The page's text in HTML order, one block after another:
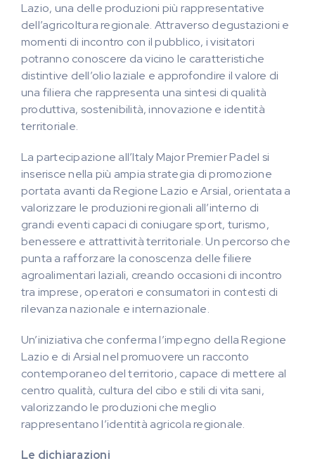
Lazio, una delle produzioni più rappresentative
dell’agricoltura regionale. Attraverso degustazioni e
momenti di incontro con il pubblico, i visitatori
potranno conoscere da vicino le caratteristiche
distintive dell’olio laziale e approfondire il valore di
una filiera che rappresenta una sintesi di qualità
produttiva, sostenibilità, innovazione e identità
territoriale.
La partecipazione all’Italy Major Premier Padel si
inserisce nella più ampia strategia di promozione
portata avanti da Regione Lazio e Arsial, orientata a
valorizzare le produzioni regionali all’interno di
grandi eventi capaci di coniugare sport, turismo,
benessere e attrattività territoriale. Un percorso che
punta a rafforzare la conoscenza delle filiere
agroalimentari laziali, creando occasioni di incontro
tra imprese, operatori e consumatori in contesti di
rilevanza nazionale e internazionale.
Un’iniziativa che conferma l’impegno della Regione
Lazio e di Arsial nel promuovere un racconto
contemporaneo del territorio, capace di mettere al
centro qualità, cultura del cibo e stili di vita sani,
valorizzando le produzioni che meglio
rappresentano l’identità agricola regionale.
Le dichiarazioni